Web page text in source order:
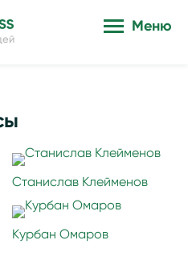
Меню
Станислав Клейменов
Курбан Омаров